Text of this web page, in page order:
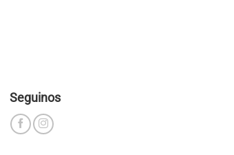
Seguinos